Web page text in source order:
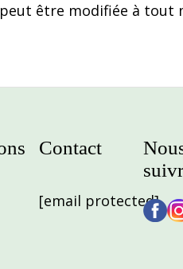
être modifiée à tout
Contact
[email protected]